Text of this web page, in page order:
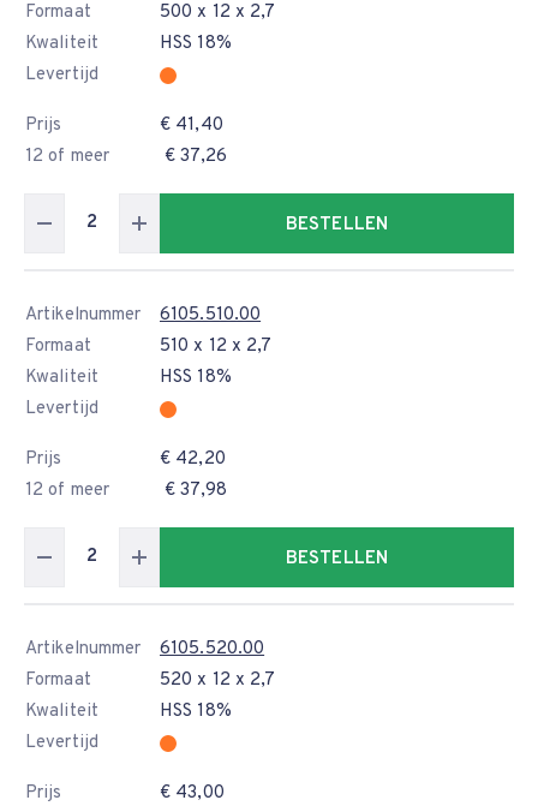
Formaat
500 x 12 x 2,7
Kwaliteit
HSS 18%
Levertijd
Prijs
€ 41,40
12 of meer
€ 37,26
BESTELLEN
Artikelnummer
6105.510.00
Formaat
510 x 12 x 2,7
Kwaliteit
HSS 18%
Levertijd
Prijs
€ 42,20
12 of meer
€ 37,98
BESTELLEN
Artikelnummer
6105.520.00
Formaat
520 x 12 x 2,7
Kwaliteit
HSS 18%
Levertijd
Prijs
€ 43,00